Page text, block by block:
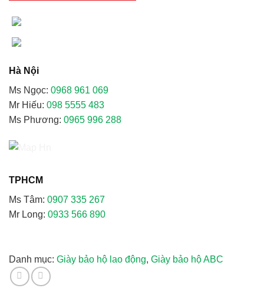
vàng
số
Hà Nội
Ms Ngọc: 0968 961 069
Mr Hiếu: 098 5555 483
Ms Phương: 0965 996 288
TPHCM
Ms Tâm: 0907 335 267
Mr Long: 0933 566 890
Danh mục: Giày bảo hộ lao động, Giày bảo hộ ABC